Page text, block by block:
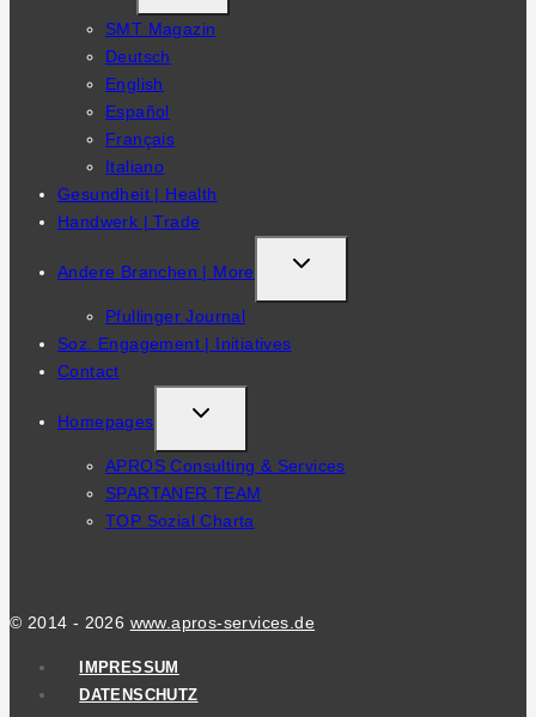
CHILD
MENU
SMT Magazin
Deutsch
English
Español
Français
Italiano
Gesundheit | Health
Handwerk | Trade
Andere Branchen | More
TOGGLE
CHILD
Pfullinger Journal
Soz. Engagement | Initiatives
Contact
Homepages
TOGGLE
CHILD
APROS Consulting & Services
SPARTANER TEAM
TOP Sozial Charta
© 2014 - 2026 www.apros-services.de
IMPRESSUM
DATENSCHUTZ